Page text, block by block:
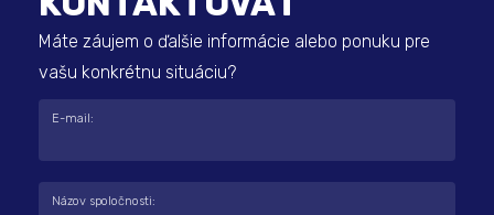
Máte záujem o ďalšie informácie alebo ponuku pre
vašu konkrétnu situáciu?
E-mail:
Názov spoločnosti: